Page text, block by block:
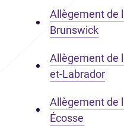
Allègement de
Brunswick
Allègement de
et-Labrador
Allègement de
Écosse